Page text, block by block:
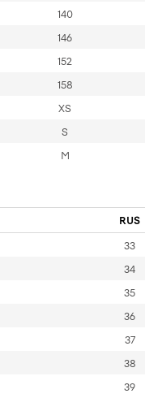
140
146
152
158
XS
S
M
RUS
33
34
35
36
37
38
39